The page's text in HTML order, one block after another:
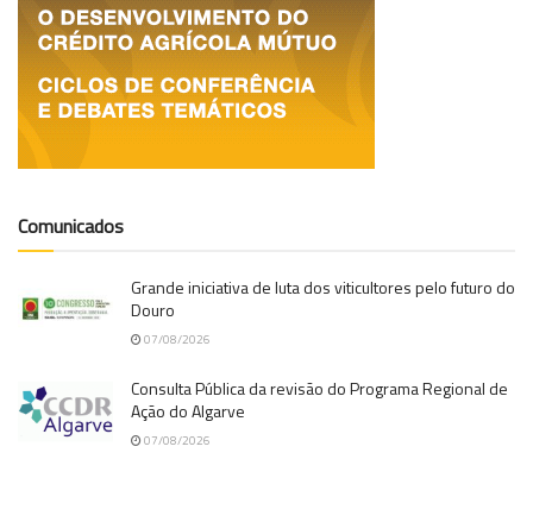
Comunicados
Grande iniciativa de luta dos viticultores pelo futuro do
Douro
07/08/2026
Consulta Pública da revisão do Programa Regional de
Ação do Algarve
07/08/2026